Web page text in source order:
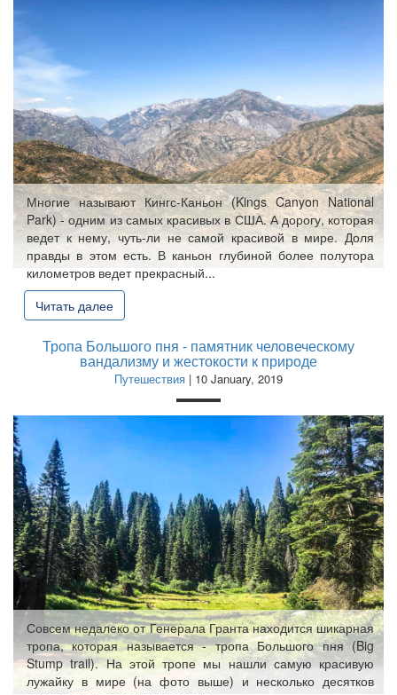
Многие называют Кингс-Каньон (Kings Canyon National
Park) - одним из самых красивых в США. А дорогу, которая
ведет к нему, чуть-ли не самой красивой в мире. Доля
правды в этом есть. В каньон глубиной более полутора
километров ведет прекрасный...
Читать далее
Тропа Большого пня - памятник человеческому
вандализму и жестокости к природе
Путешествия | 10 January, 2019
Совсем недалеко от Генерала Гранта находится шикарная
тропа, которая называется - тропа Большого пня (Big
Stump trail). На этой тропе мы нашли самую красивую
лужайку в мире (на фото выше) и несколько десятков